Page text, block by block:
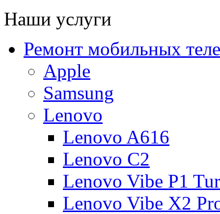
Наши услуги
Ремонт мобильных
Apple
Samsung
Lenovo
Lenovo A616
Lenovo C2
Lenovo Vibe P1
Lenovo Vibe X2